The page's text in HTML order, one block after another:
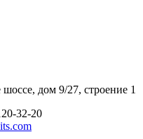
дом 9/27, строение 1
32-20